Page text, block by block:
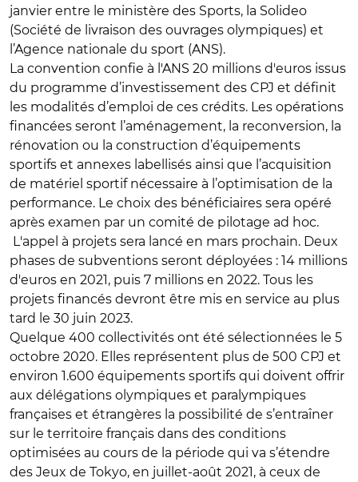
janvier entre le ministère des Sports, la Solideo
(Société de livraison des ouvrages olympiques) et
l’Agence nationale du sport (ANS).
La convention confie à l'ANS 20 millions d'euros issus
du programme d’investissement des CPJ et définit
les modalités d’emploi de ces crédits. Les opérations
financées seront l’aménagement, la reconversion, la
rénovation ou la construction d’équipements
sportifs et annexes labellisés ainsi que l’acquisition
de matériel sportif nécessaire à l’optimisation de la
performance. Le choix des bénéficiaires sera opéré
après examen par un comité de pilotage ad hoc.
L'appel à projets sera lancé en mars prochain. Deux
phases de subventions seront déployées : 14 millions
d'euros en 2021, puis 7 millions en 2022. Tous les
projets financés devront être mis en service au plus
tard le 30 juin 2023.
Quelque 400 collectivités ont été sélectionnées le 5
octobre 2020. Elles représentent plus de 500 CPJ et
environ 1.600 équipements sportifs qui doivent offrir
aux délégations olympiques et paralympiques
françaises et étrangères la possibilité de s’entraîner
sur le territoire français dans des conditions
optimisées au cours de la période qui va s’étendre
des Jeux de Tokyo, en juillet-août 2021, à ceux de